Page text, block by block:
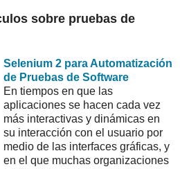
sobre pruebas de
Selenium 2 para Automatización
de Pruebas de Software
En tiempos en que las
aplicaciones se hacen cada vez
más interactivas y dinámicas en
su interacción con el usuario por
medio de las interfaces gráficas, y
en el que muchas organizaciones